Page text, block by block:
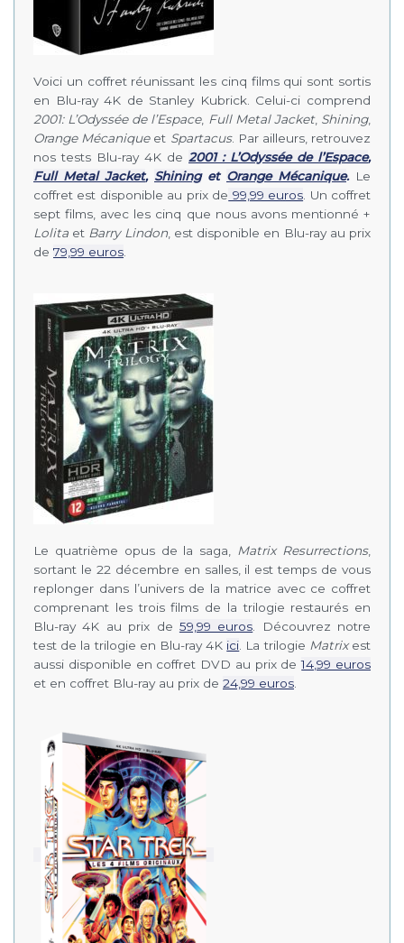
Voici un coffret réunissant les cinq films qui sont sortis
en Blu-ray 4K de Stanley Kubrick. Celui-ci comprend
2001: L’Odyssée de l’Espace, Full Metal Jacket, Shining,
Orange Mécaniqueet Spartacus. Par ailleurs, retrouvez
nos tests Blu-ray 4K de 2001 : L’Odyssée de l’Espace,
Full Metal Jacket, Shininget Orange Mécanique. Le
coffret est disponible au prix de 99,99 euros . Un coffret
sept films, avec les cinq que nous avons mentionné +
Lolita et Barry Lindon, est disponible en Blu-ray au prix
de 79,99 euros
Le quatrième opus de la saga, Matrix Resurrections,
sortant le 22 décembre en salles, il est temps de vous
replonger dans l’univers de la matrice avec ce coffret
comprenant les trois films de la trilogie restaurés en
Blu-ray 4K au prix de 59,99 euros . Découvrez notre
test de la trilogie en Blu-ray 4K ici . La trilogie Matrixest
aussi disponible en coffret DVD au prix de14,99 euros
et en coffret Blu-ray au prix de 24,99 euros